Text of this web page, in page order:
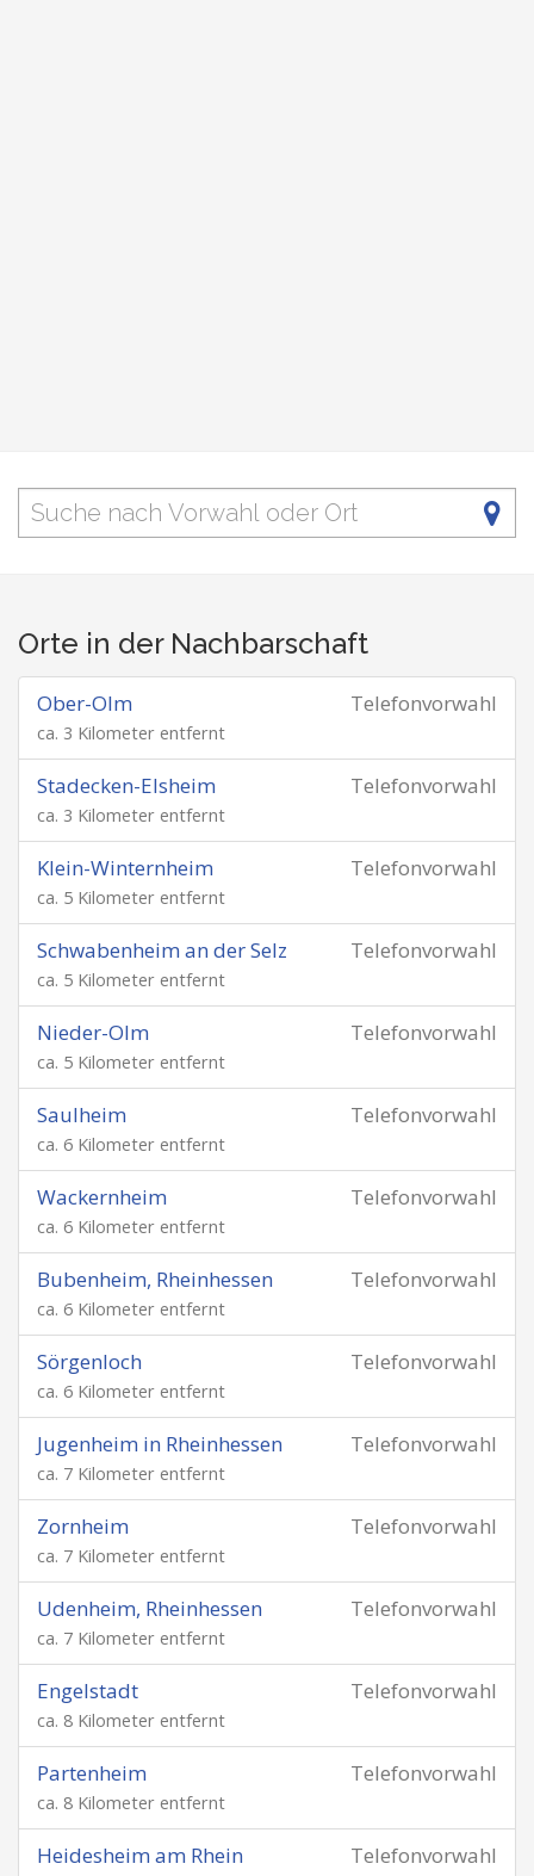
Orte in der Nachbarschaft
Telefonvorwahl
Ober-Olm
ca. 3 Kilometer entfernt
Telefonvorwahl
Stadecken-Elsheim
ca. 3 Kilometer entfernt
Telefonvorwahl
Klein-Winternheim
ca. 5 Kilometer entfernt
Telefonvorwahl
Schwabenheim an der Selz
ca. 5 Kilometer entfernt
Telefonvorwahl
Nieder-Olm
ca. 5 Kilometer entfernt
Telefonvorwahl
Saulheim
ca. 6 Kilometer entfernt
Telefonvorwahl
Wackernheim
ca. 6 Kilometer entfernt
Telefonvorwahl
Bubenheim, Rheinhessen
ca. 6 Kilometer entfernt
Telefonvorwahl
Sörgenloch
ca. 6 Kilometer entfernt
Telefonvorwahl
Jugenheim in Rheinhessen
ca. 7 Kilometer entfernt
Telefonvorwahl
Zornheim
ca. 7 Kilometer entfernt
Telefonvorwahl
Udenheim, Rheinhessen
ca. 7 Kilometer entfernt
Telefonvorwahl
Engelstadt
ca. 8 Kilometer entfernt
Telefonvorwahl
Partenheim
ca. 8 Kilometer entfernt
Telefonvorwahl
Heidesheim am Rhein